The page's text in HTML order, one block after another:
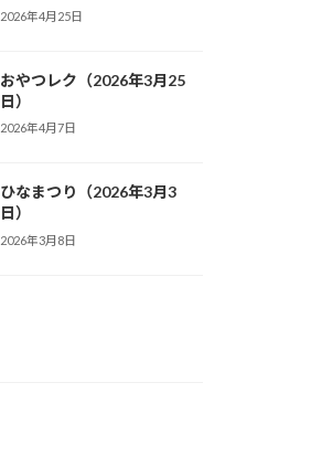
2026年4月25日
おやつレク（2026年3月25
日）
2026年4月7日
ひなまつり（2026年3月3
日）
2026年3月8日